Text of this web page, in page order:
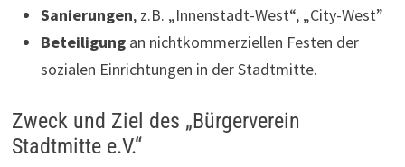
Sanierungen, z.B. „Innenstadt-West“, „City-West”
Beteiligungan nichtkommerziellen Festen der
sozialen Einrichtungen in der Stadtmitte.
Zweck und Ziel des „Bürgerverein
Stadtmitte e.V.“